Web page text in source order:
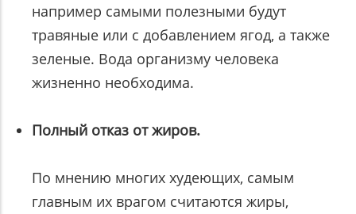
например самыми полезными будут
травяные или с добавлением ягод, а также
зеленые. Вода организму человека
жизненно необходима.
Полный отказ от жиров.
По мнению многих худеющих, самым
главным их врагом считаются жиры,